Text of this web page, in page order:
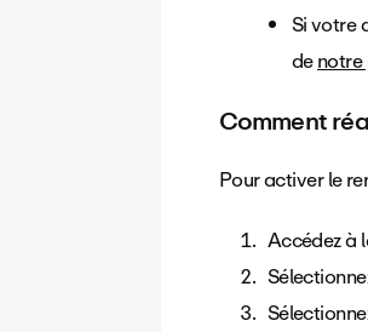
Si votre
de
Comment
Pour activer le
Accédez à